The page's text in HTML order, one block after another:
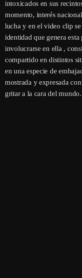
intoxicados en sus
momento, interés
lucha y en el video clip
identidad que genera
involucrarse en ella ,
compartido en distintos
en una especie de
mostrada y expresada
gritar a la cara del mundo.